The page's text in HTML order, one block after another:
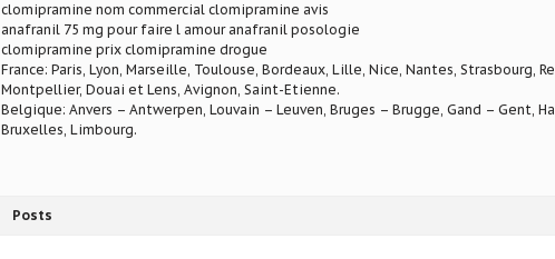
clomipramine nom commercial clomipramine avis
anafranil 75 mg pour faire l amour anafranil posologie
clomipramine prix clomipramine drogue
France: Paris, Lyon, Marseille, Toulouse, Bordeaux, Lille, Nice, Nantes, Strasbourg,
Montpellier, Douai et Lens, Avignon, Saint-Etienne.
Belgique: Anvers – Antwerpen, Louvain – Leuven, Bruges – Brugge, Gand – Gent,
Bruxelles, Limbourg.
Posts